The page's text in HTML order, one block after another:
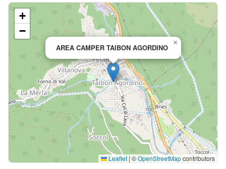
AREA CAMPER TAIBON AGORDINO
×
+
−
Leaflet | ©OpenStreetMapcontributors